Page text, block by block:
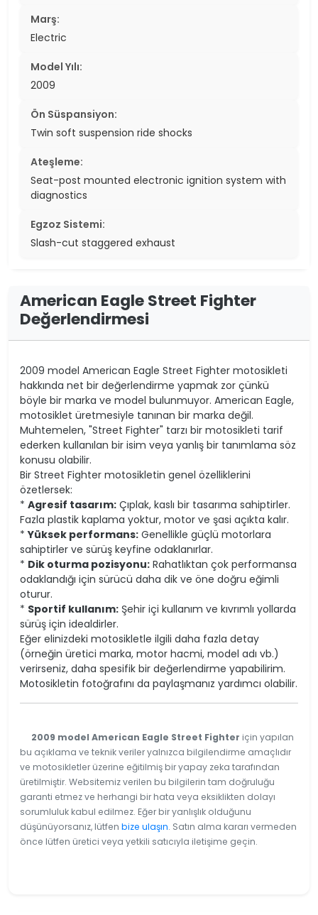
Marş:
Electric
Model Yılı:
2009
Ön Süspansiyon:
Twin soft suspension ride shocks
Ateşleme:
Seat-post mounted electronic ignition system with
diagnostics
Egzoz Sistemi:
Slash-cut staggered exhaust
American Eagle Street Fighter
Değerlendirmesi
2009 model American Eagle Street Fighter motosikleti
hakkında net bir değerlendirme yapmak zor çünkü
böyle bir marka ve model bulunmuyor. American Eagle,
motosiklet üretmesiyle tanınan bir marka değil.
Muhtemelen, "Street Fighter" tarzı bir motosikleti tarif
ederken kullanılan bir isim veya yanlış bir tanımlama söz
konusu olabilir.
Bir Street Fighter motosikletin genel özelliklerini
özetlersek:
* Agresif tasarım: Çıplak, kaslı bir tasarıma sahiptirler.
Fazla plastik kaplama yoktur, motor ve şasi açıkta kalır.
*Yüksek performans: Genellikle güçlü motorlara
sahiptirler ve sürüş keyfine odaklanırlar.
* Dik oturma pozisyonu: Rahatlıktan çok performansa
odaklandığı için sürücü daha dik ve öne doğru eğimli
oturur.
* Sportif kullanım: Şehir içi kullanım ve kıvrımlı yollarda
sürüş için idealdirler.
Eğer elinizdeki motosikletle ilgili daha fazla detay
(örneğin üretici marka, motor hacmi, model adı vb.)
verirseniz, daha spesifik bir değerlendirme yapabilirim.
Motosikletin fotoğrafını da paylaşmanız yardımcı olabilir.
2009 model American Eagle Street Fighter için yapılan
bu açıklama ve teknik veriler yalnızca bilgilendirme amaçlıdır
ve motosikletler üzerine eğitilmiş bir yapay zeka tarafından
üretilmiştir. Websitemiz verilen bu bilgilerin tam doğruluğu
garanti etmez ve herhangi bir hata veya eksiklikten dolayı
sorumluluk kabul edilmez. Eğer bir yanlışlık olduğunu
düşünüyorsanız, lütfen bize ulaşın. Satın alma kararı vermeden
önce lütfen üretici veya yetkili satıcıyla iletişime geçin.